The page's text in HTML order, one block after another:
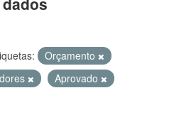
Orçamento
Aprovado